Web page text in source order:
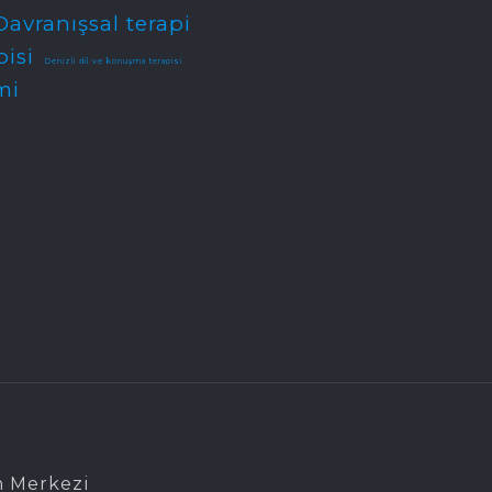
terapi
Denizli dil ve konuşma terapisi
Merkezi